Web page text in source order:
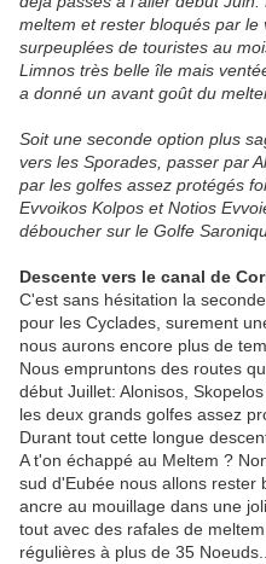
meltem et rester bloqués par
surpeuplées de touristes au
Limnos très belle île mais
a donné un avant goût du
Soit une seconde option plus
vers les Sporades, passer par
par les golfes assez protégés
Evvoikos Kolpos et Notios
déboucher sur le Golfe
Descente vers le canal de
C'est sans hésitation la
pour les Cyclades, surement
nous aurons encore plus de
Nous empruntons des routes
début Juillet: Alonisos,
les deux grands golfes assez
Durant tout cette longue
A t'on échappé au Meltem ?
sud d'Eubée nous allons rester
ancre au mouillage dans une
tout avec des rafales de
régulières à plus de 35